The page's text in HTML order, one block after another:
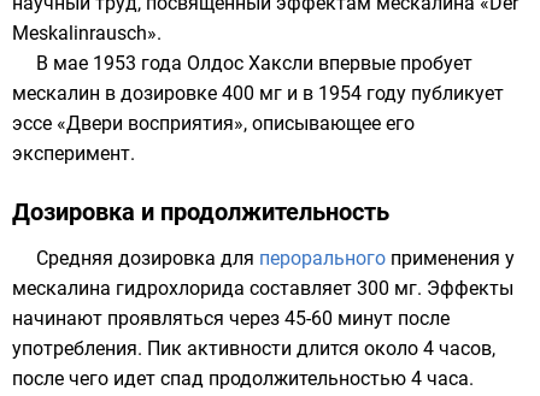
Meskalinrausch».
В мае 1953 года Олдос Хаксли впервые пробует
мескалин в дозировке 400 мг и в 1954 году публикует
эссе «Двери восприятия», описывающее его
эксперимент.
Дозировка и продолжительность
Средняя дозировка для перорального применения у
мескалина гидрохлорида составляет 300 мг. Эффекты
начинают проявляться через 45-60 минут после
употребления. Пик активности длится около 4 часов,
после чего идет спад продолжительностью 4 часа.